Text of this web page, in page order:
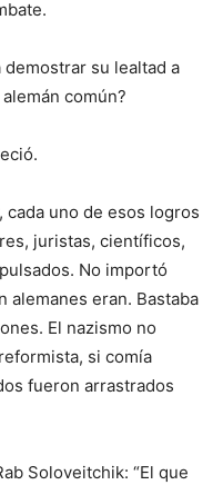
demostrar su lealtad a
común?
cada uno de esos logros
juristas, científicos,
No importó
alemanes eran. Bastaba
El nazismo no
si comía
fueron arrastrados
Soloveitchik: “El que